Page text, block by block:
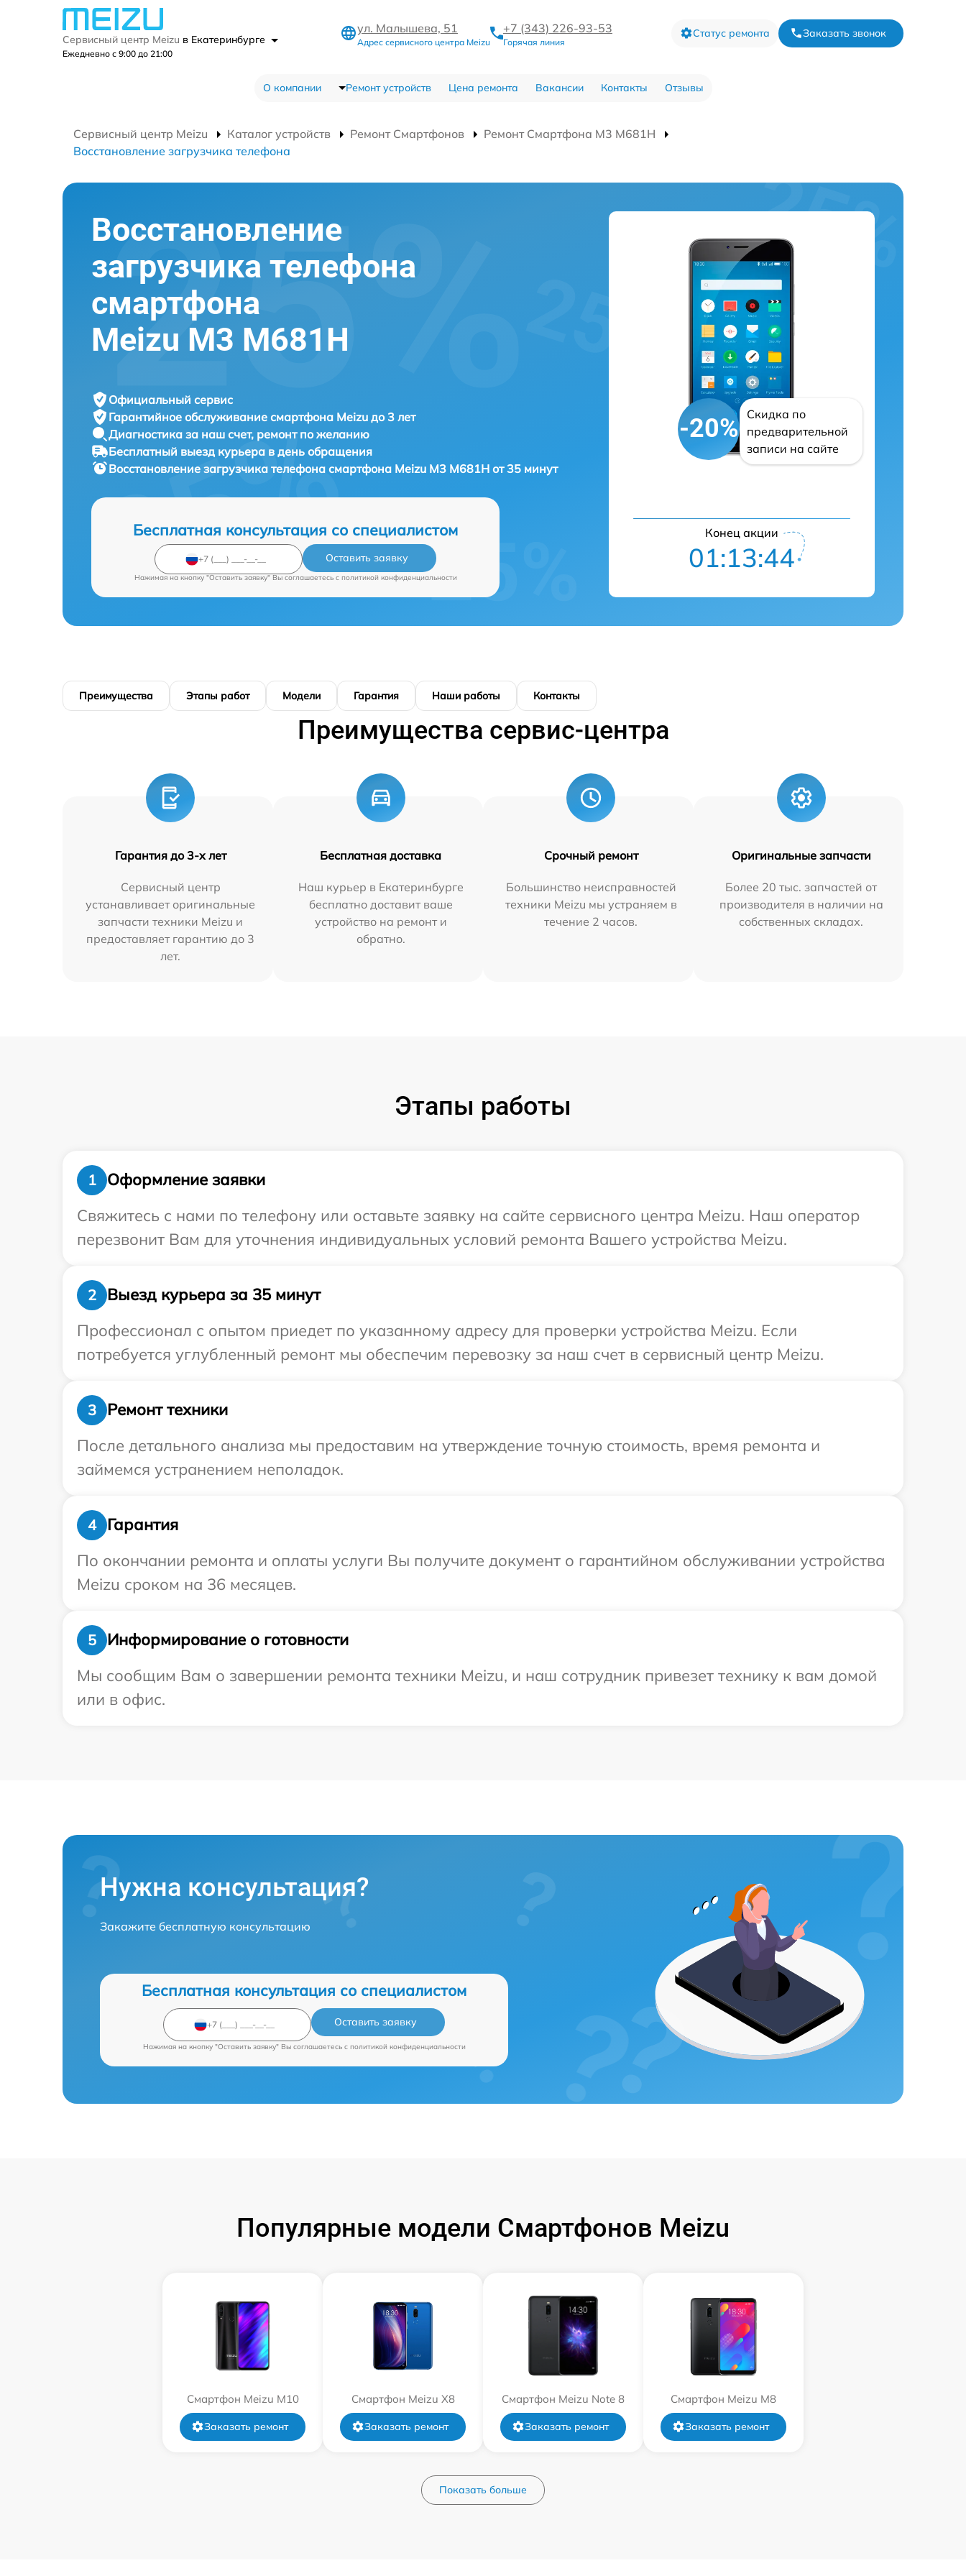
Сервисный центр Meizu в Екатеринбурге
Ежедневно с 9:00 до 21:00
ул. Малышева, 51
Адрес сервисного центра Meizu
+7 (343) 226-93-53
Горячая линия
Статус ремонта Заказать звонок
О компании Ремонт устройств Цена ремонта Вакансии Контакты Отзывы
Сервисный центр Meizu Каталог устройств Ремонт Смартфонов
Ремонт Смартфона M3 M681H
Восстановление загрузчика телефона
Восстановление
загрузчика телефона
смартфона
Meizu M3 M681H
Официальный сервис
Гарантийное обслуживание смартфона Meizu до 3 лет
Диагностика за наш счет, ремонт по желанию
Бесплатный выезд курьера в день обращения
Восстановление загрузчика телефона смартфона Meizu M3 M681H от 35 минут
Бесплатная консультация со специалистом
Оставить заявку
Нажимая на кнопку "Оставить заявку" Вы соглашаетесь c политикой конфиденциальности
-20%
Скидка по
предварительной
записи на сайте
Конец акции
01:13:42
Преимущества Этапы работ Модели Гарантия Наши работы Контакты
Преимущества сервис-центра
Гарантия до 3-х лет
Сервисный центр
устанавливает оригинальные
запчасти техники Meizu и
предоставляет гарантию до 3
лет.
Бесплатная доставка
Наш курьер в Екатеринбурге
бесплатно доставит ваше
устройство на ремонт и
обратно.
Срочный ремонт
Большинство неисправностей
техники Meizu мы устраняем в
течение 2 часов.
Оригинальные запчасти
Более 20 тыс. запчастей от
производителя в наличии на
собственных складах.
Этапы работы
1
Оформление заявки
Свяжитесь с нами по телефону или оставьте заявку на сайте сервисного центра Meizu. Наш оператор
перезвонит Вам для уточнения индивидуальных условий ремонта Вашего устройства Meizu.
2
Выезд курьера за 35 минут
Профессионал с опытом приедет по указанному адресу для проверки устройства Meizu. Если
потребуется углубленный ремонт мы обеспечим перевозку за наш счет в сервисный центр Meizu.
3
Ремонт техники
После детального анализа мы предоставим на утверждение точную стоимость, время ремонта и
займемся устранением неполадок.
4
Гарантия
По окончании ремонта и оплаты услуги Вы получите документ о гарантийном обслуживании устройства
Meizu сроком на 36 месяцев.
5
Информирование о готовности
Мы сообщим Вам о завершении ремонта техники Meizu, и наш сотрудник привезет технику к вам домой
или в офис.
Нужна консультация?
Закажите бесплатную консультацию
Бесплатная консультация со специалистом
Оставить заявку
Нажимая на кнопку "Оставить заявку" Вы соглашаетесь c политикой конфиденциальности
Популярные модели Смартфонов Meizu
Смартфон Meizu M10
Заказать ремонт
Смартфон Meizu X8
Заказать ремонт
Смартфон Meizu Note 8
Заказать ремонт
Смартфон Meizu M8
Заказать ремонт
Показать больше